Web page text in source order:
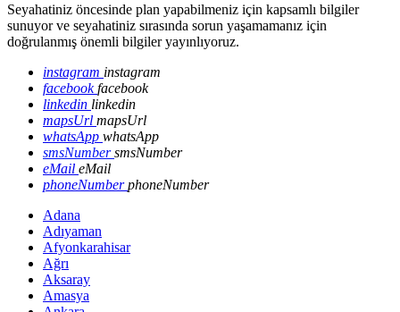
Seyahatiniz öncesinde plan yapabilmeniz için kapsamlı bilgiler
sunuyor ve seyahatiniz sırasında sorun yaşamamanız için
doğrulanmış önemli bilgiler yayınlıyoruz.
instagram instagram
facebookfacebook
linkedin linkedin
mapsUrl mapsUrl
whatsApp whatsApp
smsNumbersmsNumber
eMail eMail
phoneNumberphoneNumber
Adana
Adıyaman
Afyonkarahisar
Ağrı
Aksaray
Amasya